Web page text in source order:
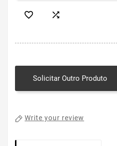
 
Solicitar Outro Produto
Write your review